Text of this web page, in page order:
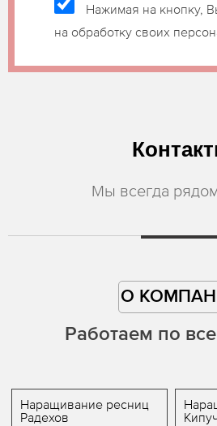
Нажимая на кнопку,
на обработку своих
Мы всегда
О
Работаем по
Наращивание ресниц
Радехов